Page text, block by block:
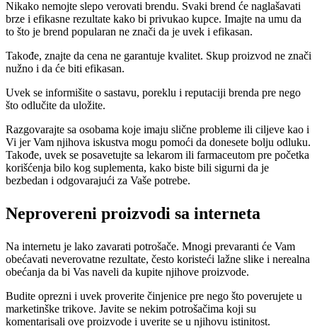
Nikako nemojte slepo verovati brendu. Svaki brend će naglašavati
brze i efikasne rezultate kako bi privukao kupce. Imajte na umu da
to što je brend popularan ne znači da je uvek i efikasan.
Takođe, znajte da cena ne garantuje kvalitet. Skup proizvod ne znači
nužno i da će biti efikasan.
Uvek se informišite o sastavu, poreklu i reputaciji brenda pre nego
što odlučite da uložite.
Razgovarajte sa osobama koje imaju slične probleme ili ciljeve kao i
Vi jer Vam njihova iskustva mogu pomoći da donesete bolju odluku.
Takođe, uvek se posavetujte sa lekarom ili farmaceutom pre početka
korišćenja bilo kog suplementa, kako biste bili sigurni da je
bezbedan i odgovarajući za Vaše potrebe.
Neprovereni proizvodi sa interneta
Na internetu je lako zavarati potrošače. Mnogi prevaranti će Vam
obećavati neverovatne rezultate, često koristeći lažne slike i nerealna
obećanja da bi Vas naveli da kupite njihove proizvode.
Budite oprezni i uvek proverite činjenice pre nego što poverujete u
marketinške trikove. Javite se nekim potrošačima koji su
komentarisali ove proizvode i uverite se u njihovu istinitost.